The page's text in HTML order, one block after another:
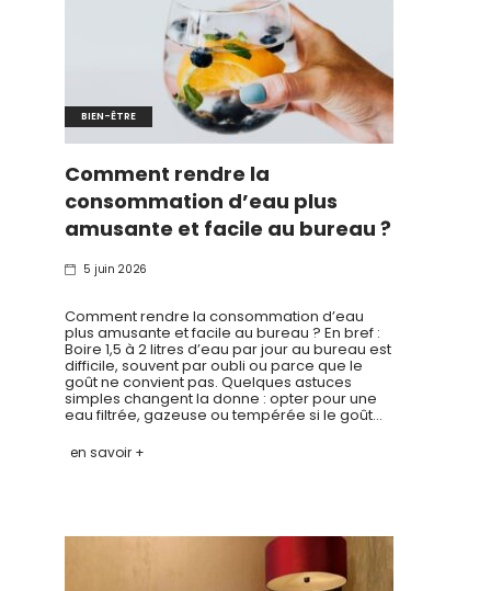
BIEN-ÊTRE
Comment rendre la
consommation d’eau plus
amusante et facile au bureau ?
5 juin 2026
Comment rendre la consommation d’eau
plus amusante et facile au bureau ? En bref :
Boire 1,5 à 2 litres d’eau par jour au bureau est
difficile, souvent par oubli ou parce que le
goût ne convient pas. Quelques astuces
simples changent la donne : opter pour une
eau filtrée, gazeuse ou tempérée si le goût…
en savoir +